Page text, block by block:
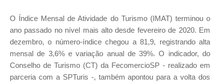
O Índice Mensal de Atividade do Turismo (IMAT) terminou o
ano passado no nível mais alto desde fevereiro de 2020. Em
dezembro, o número-índice chegou a 81,9, registrando alta
mensal de 3,6% e variação anual de 39%. O indicador, do
Conselho de Turismo (CT) da FecomercioSP - realizado em
parceria com a SPTuris -, também apontou para a volta dos